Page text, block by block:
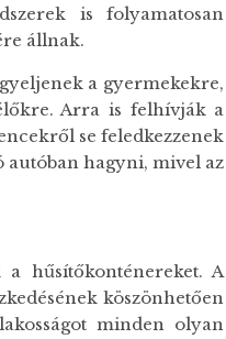
is folyamatosan
állnak.
a gyermekekre,
Arra is felhívják a
se feledkezzenek
autóban hagyni, mivel az
hűsítőkonténereket. A
köszönhetően
minden olyan